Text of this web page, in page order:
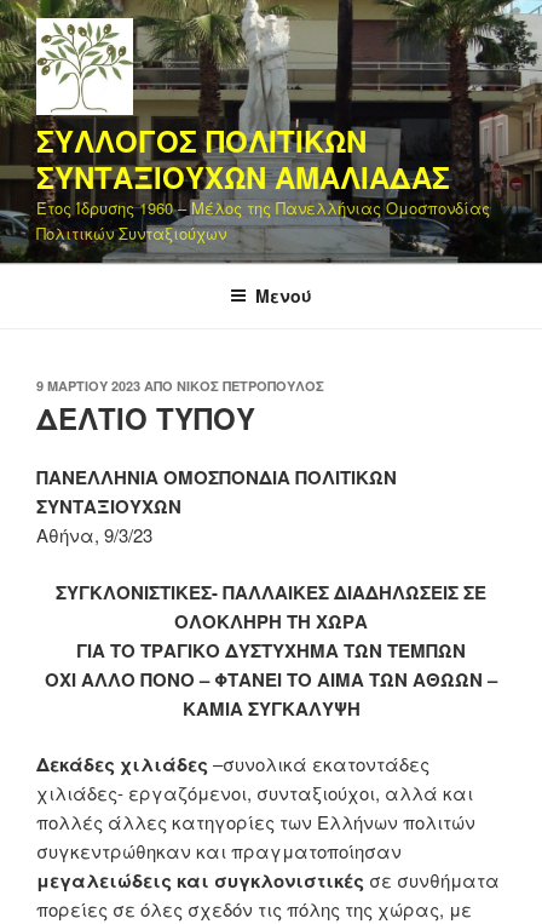
Μετάβαση
στο
περιεχόμενο
ΣΥΛΛΟΓΟΣ ΠΟΛΙΤΙΚΩΝ
ΣΥΝΤΑΞΙΟΥΧΩΝ ΑΜΑΛΙΑΔΑΣ
Έτος Ίδρυσης 1960 – Μέλος της Πανελλήνιας Ομοσπονδίας
Πολιτικών Συνταξιούχων
Μενού
ΔΗΜΟΣΙΕΎΤΗΚΕ
ΣΤΙΣ
9 ΜΑΡΤΊΟΥ 2023 ΑΠΌ ΝΊΚΟΣ ΠΕΤΡΌΠΟΥΛΟΣ
ΔΕΛΤΙΟ ΤΥΠΟΥ
ΠΑΝΕΛΛΗΝΙΑ ΟΜΟΣΠΟΝΔΙΑΠΟΛΙΤΙΚΩΝ
ΣΥΝΤΑΞΙΟΥΧΩΝ
Αθήνα, 9/3/23
ΣΥΓΚΛΟΝΙΣΤΙΚΕΣ- ΠΑΛΛΑΙΚΕΣ ΔΙΑΔΗΛΩΣΕΙΣ ΣΕ
ΟΛΟΚΛΗΡΗ ΤΗ ΧΩΡΑ
ΓΙΑ ΤΟ ΤΡΑΓΙΚΟ ΔΥΣΤΥΧΗΜΑ ΤΩΝ ΤΕΜΠΩΝ
ΟΧΙ ΑΛΛΟ ΠΟΝΟ – ΦΤΑΝΕΙ ΤΟ ΑΙΜΑ ΤΩΝ ΑΘΩΩΝ –
ΚΑΜΙΑ ΣΥΓΚΑΛΥΨΗ
Δεκάδες χιλιάδες –συνολικά εκατοντάδες
χιλιάδες- εργαζόμενοι, συνταξιούχοι, αλλά και
πολλές άλλες κατηγορίες των Ελλήνων πολιτών
συγκεντρώθηκαν και πραγματοποίησαν
μεγαλειώδεις και συγκλονιστικές σε συνθήματα
πορείες σε όλες σχεδόν τις πόλης της χώρας, με